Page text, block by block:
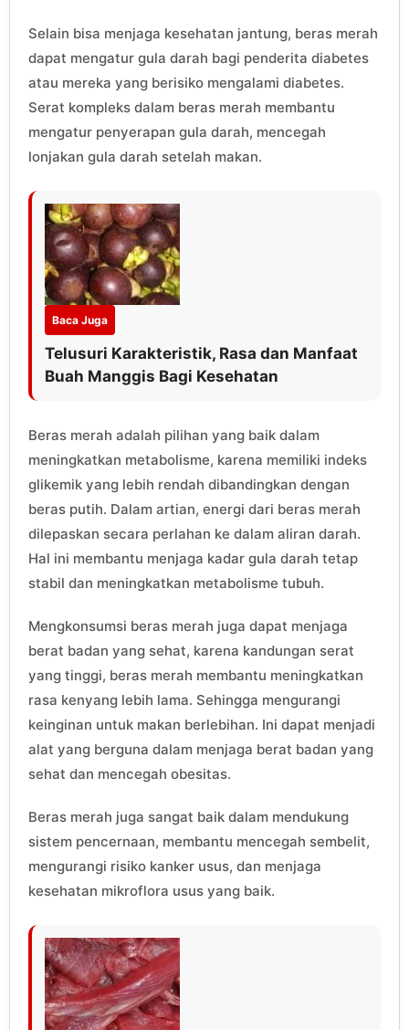
Selain bisa menjaga kesehatan jantung, beras merah
dapat mengatur gula darah bagi penderita diabetes
atau mereka yang berisiko mengalami diabetes.
Serat kompleks dalam beras merah membantu
mengatur penyerapan gula darah, mencegah
lonjakan gula darah setelah makan.
Baca Juga
Telusuri Karakteristik, Rasa dan Manfaat
Buah Manggis Bagi Kesehatan
Beras merah adalah pilihan yang baik dalam
meningkatkan metabolisme, karena memiliki indeks
glikemik yang lebih rendah dibandingkan dengan
beras putih. Dalam artian, energi dari beras merah
dilepaskan secara perlahan ke dalam aliran darah.
Hal ini membantu menjaga kadar gula darah tetap
stabil dan meningkatkan metabolisme tubuh.
Mengkonsumsi beras merah juga dapat menjaga
berat badan yang sehat, karena kandungan serat
yang tinggi, beras merah membantu meningkatkan
rasa kenyang lebih lama. Sehingga mengurangi
keinginan untuk makan berlebihan. Ini dapat menjadi
alat yang berguna dalam menjaga berat badan yang
sehat dan mencegah obesitas.
Beras merah juga sangat baik dalam mendukung
sistem pencernaan, membantu mencegah sembelit,
mengurangi risiko kanker usus, dan menjaga
kesehatan mikroflora usus yang baik.